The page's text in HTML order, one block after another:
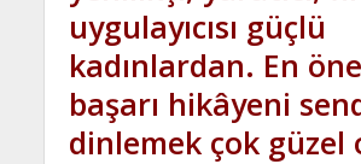
uygulayıcısı güçlü
kadınlardan. En
başarı hikâyeni
dinlemek çok güzel